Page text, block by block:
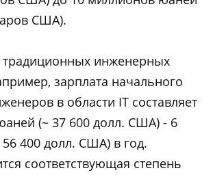
США).
инженерных
зарплата начального
в области IT составляет
(~ 37 600 долл. США) - 6
400 долл. США) в год.
соответствующая степень